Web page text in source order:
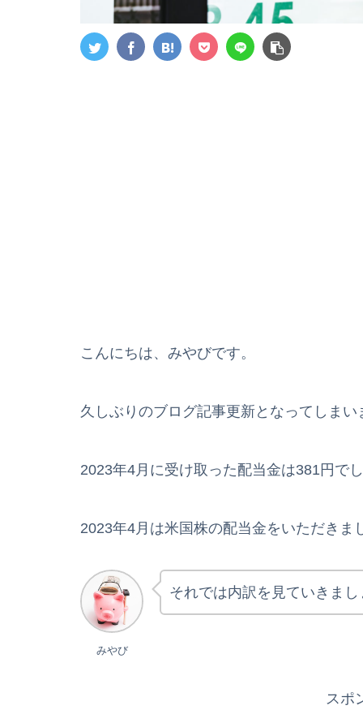
こんにちは、みやびです。
久しぶりのブログ記事更新となってしまい
2023年4月に受け取った配当金は381円でし
2023年4月は米国株の配当金をいただきま
みやび
それでは内訳を見ていきまし
スポ